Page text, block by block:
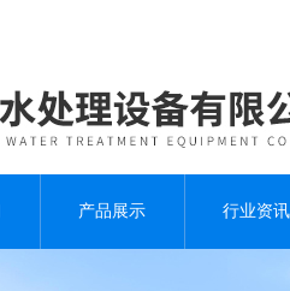
产品展示 行业资讯